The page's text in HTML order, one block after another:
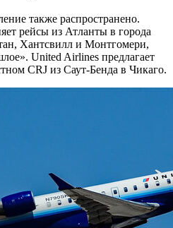
также распространено.
рейсы из Атланты в города
Хантсвилл и Монтгомери,
United Airlines предлагает
CRJ из Саут-Бенда в Чикаго.